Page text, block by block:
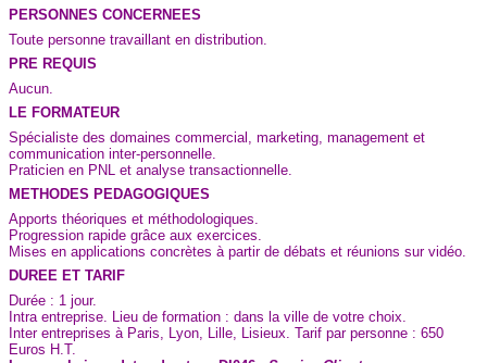
PERSONNES CONCERNEES
Toute personne travaillant en distribution.
PRE REQUIS
Aucun.
LE FORMATEUR
Spécialiste des domaines commercial, marketing, management et
communication inter-personnelle.
Praticien en PNL et analyse transactionnelle.
METHODES PEDAGOGIQUES
Apports théoriques et méthodologiques.
Progression rapide grâce aux exercices.
Mises en applications concrètes à partir de débats et réunions sur vidéo.
DUREE ET TARIF
Durée : 1 jour.
Intra entreprise. Lieu de formation : dans la ville de votre choix.
Inter entreprises à Paris, Lyon, Lille, Lisieux. Tarif par personne : 650
Euros H.T.